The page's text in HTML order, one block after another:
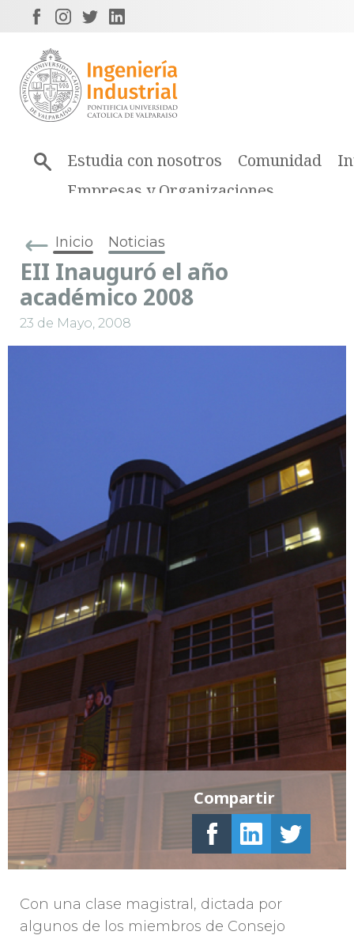
Estudia con nosotros Comunidad
Empresas y Organizaciones
Inicio Noticias
EII Inauguró el año
académico 2008
23 de Mayo, 2008
Con una clase magistral, dictada por
algunos de los miembros de Consejo
Compartir